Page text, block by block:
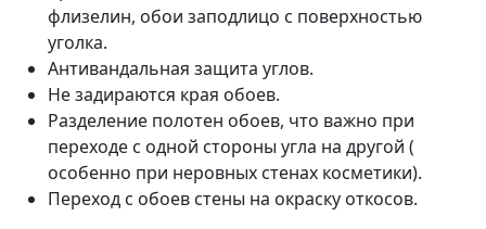
флизелин, обои заподлицо с поверхностью
уголка.
Антивандальная защита углов.
Не задираются края обоев.
Разделение полотен обоев, что важно при
переходе с одной стороны угла на другой (
особенно при неровных стенах косметики).
Переход с обоев стены на окраску откосов.